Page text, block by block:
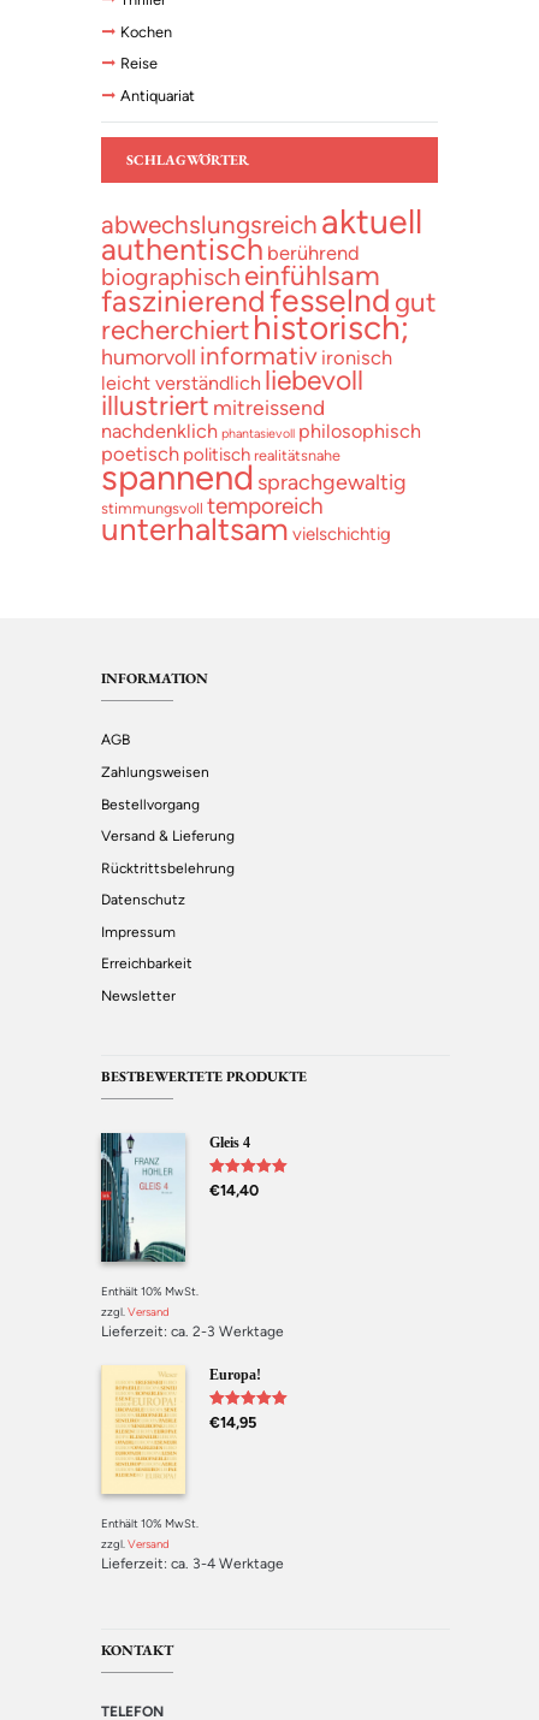
Kochen
Reise
Antiquariat
SCHLAGWÖRTER
abwechslungsreich aktuell
authentisch berührend
biographisch einfühlsam
faszinierendfesselnd gut
recherchierthistorisch;
humorvoll informativ ironisch
leicht verständlich liebevoll
illustriert mitreissend
nachdenklich phantasievoll philosophisch
poetisch politisch realitätsnahe
spannend sprachgewaltig
stimmungsvoll temporeich
unterhaltsam vielschichtig
INFORMATION
AGB
Zahlungsweisen
Bestellvorgang
Versand & Lieferung
Rücktrittsbelehrung
Datenschutz
Impressum
Erreichbarkeit
Newsletter
BESTBEWERTETE PRODUKTE
Gleis 4
Bewertet mit
5.00 von 5
€14,40
Enthält 10% MwSt.
zzgl. Versand
Lieferzeit: ca. 2-3 Werktage
Europa!
Bewertet mit
5.00 von 5
€14,95
Enthält 10% MwSt.
zzgl. Versand
Lieferzeit: ca. 3-4 Werktage
KONTAKT
TELEFON